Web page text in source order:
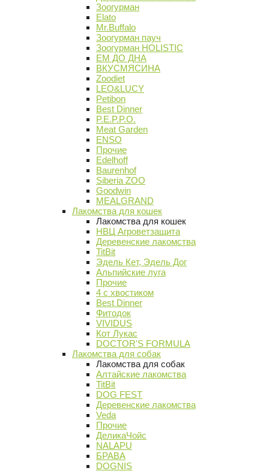
Зоогурман
Elato
Mr.Buffalo
Зоогурман пауч
Зоогурман HOLISTIC
ЕМ ДО ДНА
ВКУСМЯСИНА
Zoodiet
LEO&LUCY
Petibon
Best Dinner
P.E.P.P.O.
Meat Garden
ENSO
Прочие
Edelhoff
Baurenhof
Siberia ZOO
Goodwin
MEALGRAND
Лакомства для кошек
Лакомства для кошек
НВЦ Агроветзащита
Деревенские лакомства
TitBit
Эдель Кет, Эдель Дог
Альпийские луга
Прочие
4 с хвостиком
Best Dinner
Фитодок
VIVIDUS
Кот Лукас
DOCTOR'S FORMULA
Лакомства для собак
Лакомства для собак
Алтайские лакомства
TitBit
DOG FEST
Деревенские лакомства
Veda
Прочие
ДеликаЧойс
NALAPU
БРАВА
DOGNIS